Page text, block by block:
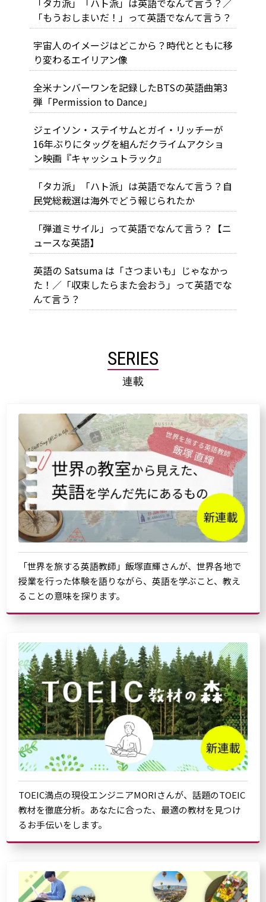
「もうおしまいだ！」って英語でなんて言う？
宇宙人のイメージはどこから？時代とともに移
り変わるエイリアン像
全米ナンバーワンを記録したBTSの英語曲第3
弾「Permission to Dance」
ジェイソン・ステイサムとガイ・リッチーが
16年ぶりにタッグを組んだクライムアクショ
ン映画『キャッシュトラック』
「タカ派」「ハト派」は英語でなんて言う？自
民党総裁選は海外でどう報じられたか
「弾道ミサイル」って英語でなんて言う？【ニ
ュースな英語】
英語の Satsuma は「さつまいも」じゃなかっ
た！／「収束したらまた会おう」って英語でな
んて言う？
SERIES
連載
「世界を旅する英語教師」飯塚直輝さんが、世界各地で
授業を行った体験を語りながら、英語を学ぶこと、教え
ることの意味を探ります。
TOEIC満点の現役エンジニアMORIさんが、話題のTOEIC
教材を徹底分析。あなたに合った、最適の教材を見つけ
るお手伝いをします。